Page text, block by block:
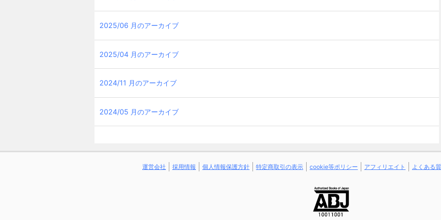
2025/06 月のアーカイブ
2025/04 月のアーカイブ
2024/11 月のアーカイブ
2024/05 月のアーカイブ
運営会社 採用情報 個人情報保護方針 特定商取引の表示 cookie等ポリシー アフィリエイト よくある